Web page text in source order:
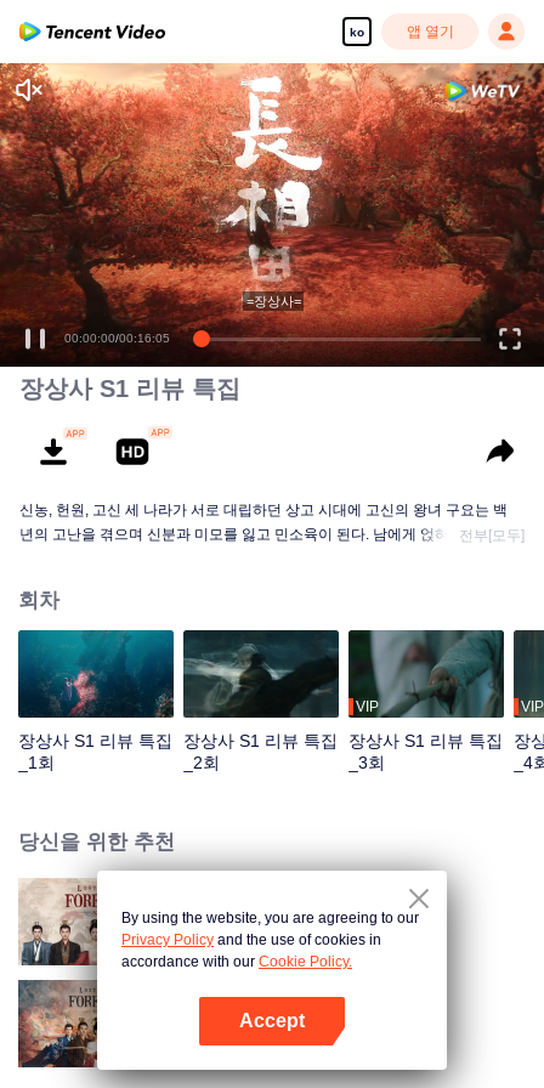
ko 앱 열기
00:00:00/00:16:05
=장상사=
장상사 S1 리뷰 특집
신농, 헌원, 고신 세 나라가 서로 대립하던 상고 시대에 고신의 왕녀 구요는 백
년의 고난을 겪으며 신분과 미모를 잃고 민소육이 된다. 남에게 얹혀살던 소요
은 우여곡절 끝에 마침내 서로를 알아보게 되고, 민소육은 왕녀의 신분을 회복
한다. 창현은 소요의 도움으로 천하 통일이라는 대업을 이룬 뒤 도산경과 함께
강호에 은거한다. 창현은 소요의 행복과 평안한 삶을 위해 나라를 다스리는 데
모든 힘을 쏟는다.
전부[모두]
회차
장상사 S1 리뷰 특집
_1회
장상사 S1 리뷰 특집
_2회
VIP
장상사 S1 리뷰 특집
_3회
VIP
장
_4
당신을 위한 추천
장상사 시즌2
장상사 시즌1
By using the website, you are agreeing to our
Privacy Policy and the use of cookies in
accordance with our Cookie Policy.
Accept